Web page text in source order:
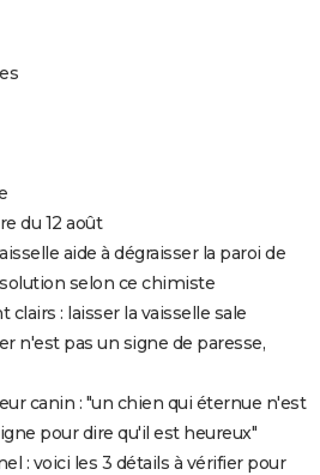
du 12 août
aide à dégraisser la paroi de
selon ce chimiste
clairs : laisser la vaisselle sale
n'est pas un signe de paresse,
canin : "un chien qui éternue n'est
pour dire qu'il est heureux"
: voici les 3 détails à vérifier pour